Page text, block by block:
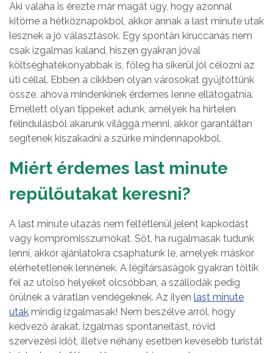
Aki valaha is érezte már magát úgy, hogy azonnal
kitörne a hétköznapokból, akkor annak a last minute utak
lesznek a jó választások. Egy spontán kiruccanás nem
csak izgalmas kaland, hiszen gyakran jóval
költséghatékonyabbak is, főleg ha sikerül jól célozni az
úti céllal. Ebben a cikkben olyan városokat gyűjtöttünk
össze, ahova mindenkinek érdemes lenne ellátogatnia.
Emellett olyan tippeket adunk, amelyek ha hirtelen
felindulásból akarunk világgá menni, akkor garantáltan
segítenek kiszakadni a szürke mindennapokból.
Miért érdemes last minute
repülőutakat keresni?
A last minute utazás nem feltétlenül jelent kapkodást
vagy kompromisszumokat. Sőt, ha rugalmasak tudunk
lenni, akkor ajánlatokra csaphatunk le, amelyek máskor
elérhetetlenek lennének. A légitársaságok gyakran töltik
fel az utolsó helyeket olcsóbban, a szállodák pedig
örülnek a váratlan vendégeknek. Az ilyen last minute
utak mindig izgalmasak! Nem beszélve arról, hogy
kedvező árakat, izgalmas spontaneitást, rövid
szervezési időt, illetve néhány esetben kevesebb turistát